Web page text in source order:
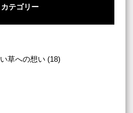
カテゴリー
い草への想い (18)